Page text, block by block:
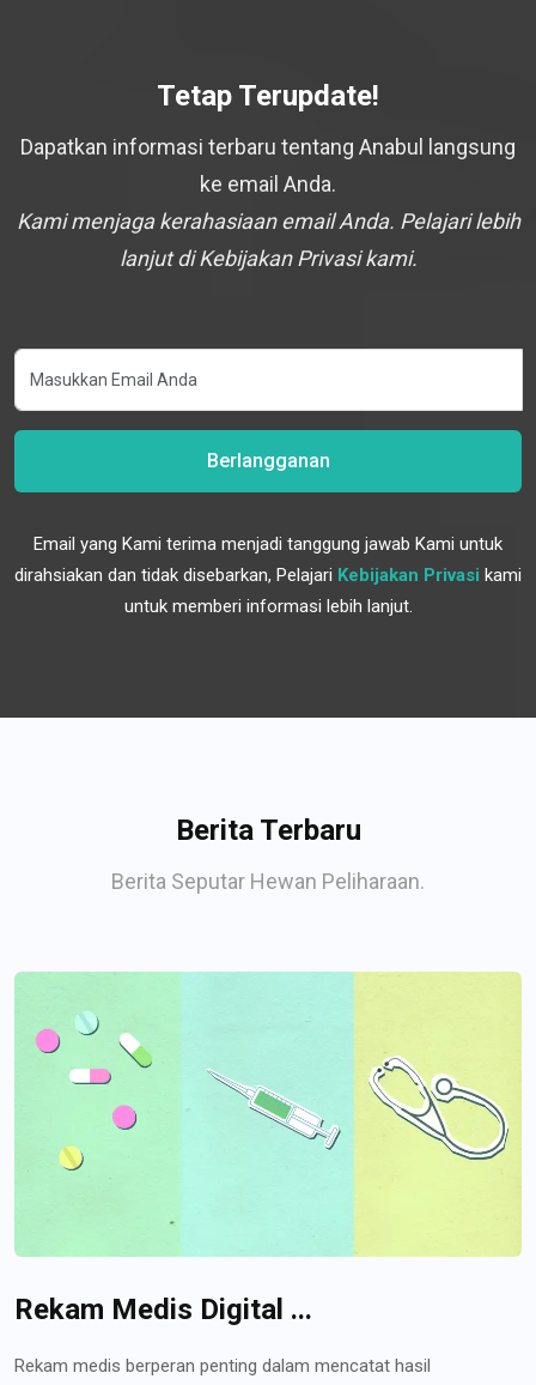
Tetap Terupdate!
Dapatkan informasi terbaru tentang Anabul langsung
ke email Anda.
Kami menjaga kerahasiaan email Anda. Pelajari lebih
lanjut di Kebijakan Privasi kami.
Berlangganan
Email yang Kami terima menjadi tanggung jawab Kami untuk
dirahsiakan dan tidak disebarkan, Pelajari Kebijakan Privasi kami
untuk memberi informasi lebih lanjut.
Berita Terbaru
Berita Seputar Hewan Peliharaan.
Rekam Medis Digital ...
Rekam medis berperan penting dalam mencatat hasil